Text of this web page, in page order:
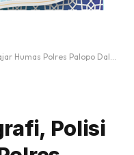
Dalam Peran Penyampaian Informasi
Polisi